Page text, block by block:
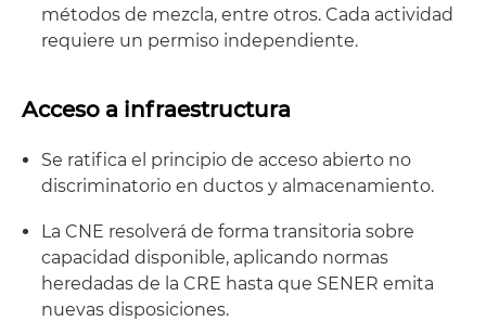
métodos de mezcla, entre otros. Cada actividad
requiere un permiso independiente.
Acceso a infraestructura
Se ratifica el principio de acceso abierto no
discriminatorio en ductos y almacenamiento.
La CNE resolverá de forma transitoria sobre
capacidad disponible, aplicando normas
heredadas de la CRE hasta que SENER emita
nuevas disposiciones.